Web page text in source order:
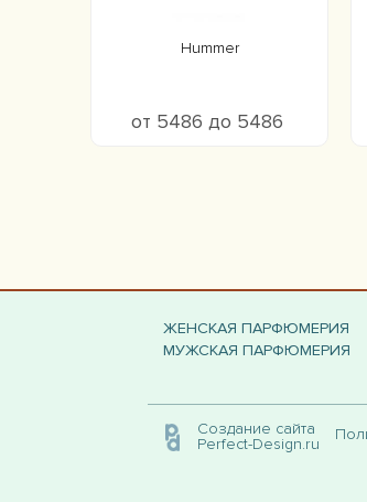
Hummer
от 5486 до 5486
ЖЕНСКАЯ ПАРФЮМЕРИЯ
МУЖСКАЯ ПАРФЮМЕРИЯ
Создание сайта
Perfect-Design.ru